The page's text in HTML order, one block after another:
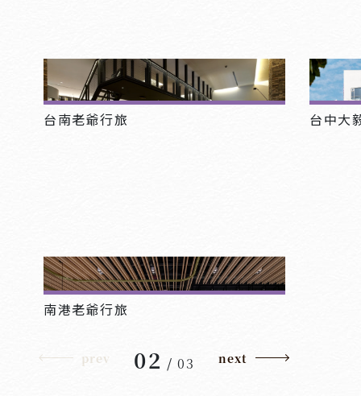
台南老爺行旅 台中大
南港老爺行旅
prev 02 /03 next